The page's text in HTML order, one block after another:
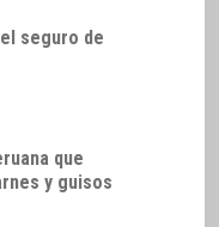
seguro de
que
y guisos